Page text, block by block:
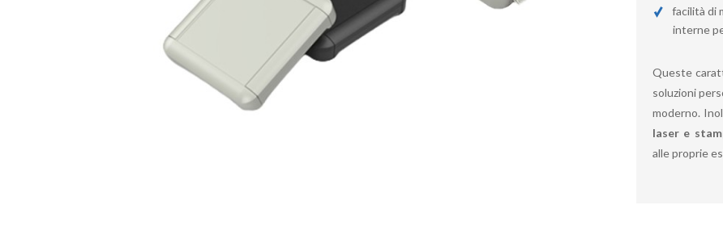
facilità di
interne
Queste
soluzioni
moderno.
laser e
alle proprie